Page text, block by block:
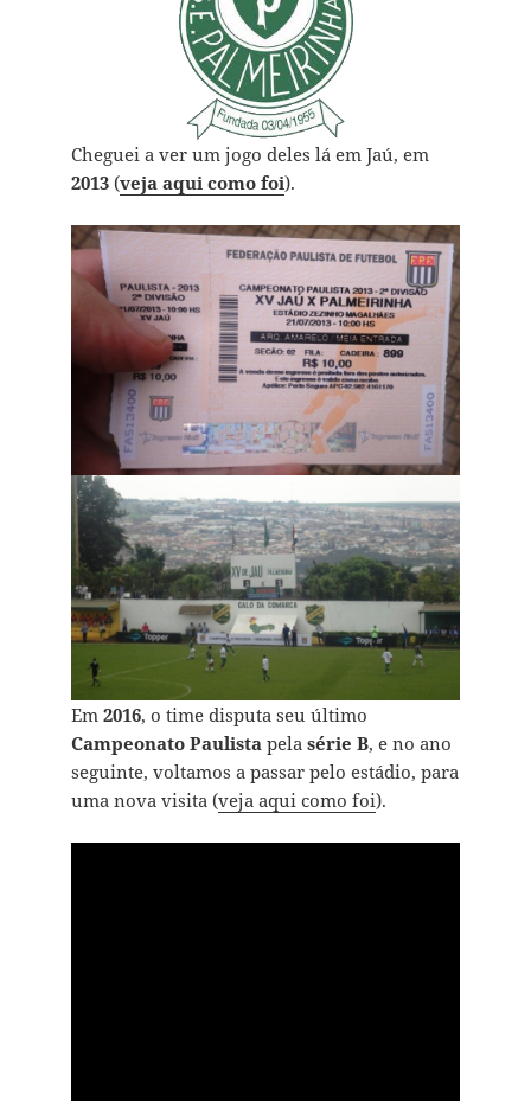
Cheguei a ver um jogo deles lá em Jaú, em
2013(veja aqui como foi).
Em 2016, o time disputa seu último
Campeonato Paulistapela série B, e no ano
seguinte, voltamos a passar pelo estádio, para
uma nova visita (veja aqui como foi).